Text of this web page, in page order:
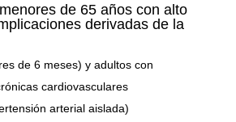
de 65 años con alto
derivadas de la
de 6 meses) y adultos con
cardiovasculares
arterial aislada)